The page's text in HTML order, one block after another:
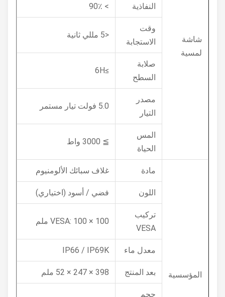
شاشة
لمسية
النفاذية
الاستجابة
صلابة
السطح
مصدر
المس
الحياة
المؤسسية
غلاف سبائك الألومنيوم
اللون فضي / أسود (اختياري)
تركيب
VESA
VESA: 100 × 100 ملم
معدل ماء IP66 / IP69K
بعد المنتج